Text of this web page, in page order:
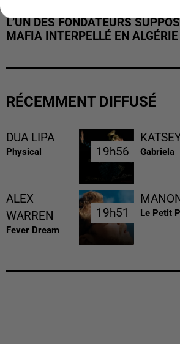
L’UN DES FONDATEURS
MAFIA INTERPELLÉ EN ALGÉRIE
RÉCEMMENT DIFFUSÉ
DUA LIPA
Physical 19h56
19h56 Gabriela
ALEX
WARREN
Fever Dream
19h51
19h51 Le Petit